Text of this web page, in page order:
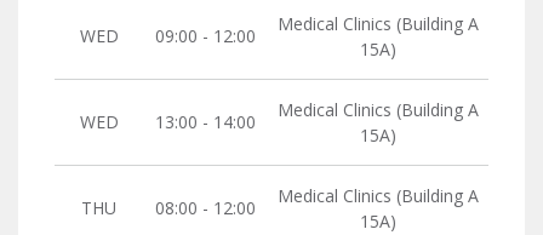
WED 09:00 - 12:00
Medical Clinics (Building A
15A)
WED 13:00 - 14:00
Medical Clinics (Building A
15A)
THU 08:00 - 12:00
Medical Clinics (Building A
15A)